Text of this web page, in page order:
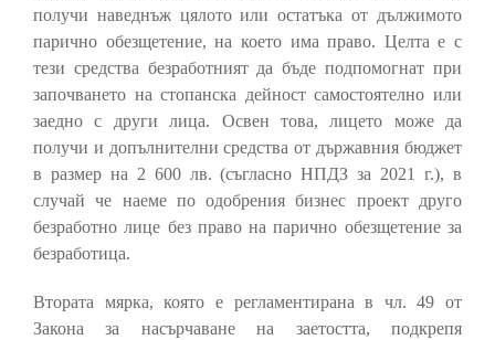
получи наведнъж цялото или остатъка от дължимото
парично обезщетение, на което има право. Целта е с
тези средства безработният да бъде подпомогнат при
започването на стопанска дейност самостоятелно или
заедно с други лица. Освен това, лицето може да
получи и допълнителни средства от държавния бюджет
в размер на 2 600 лв. (съгласно НПДЗ за 2021 г.), в
случай че наеме по одобрения бизнес проект друго
безработно лице без право на парично обезщетение за
безработица.
Втората мярка, която е регламентирана в чл. 49 от
Закона за насърчаване на заетостта, подкрепя